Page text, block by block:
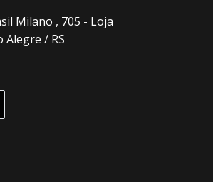
Milano , 705 - Loja
Alegre / RS